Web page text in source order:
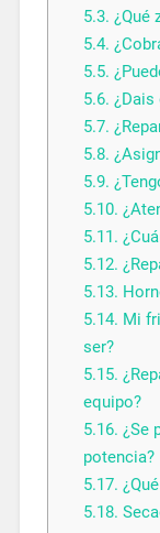
5.3. ¿Qué
5.4.
5.5.
5.6. ¿Dais
5.7.
5.8.
5.9.
5.10.
5.11.
5.12.
5.13.
5.14. Mi
ser?
5.15.
equipo?
5.16. ¿Se
potencia?
5.17.
5.18.